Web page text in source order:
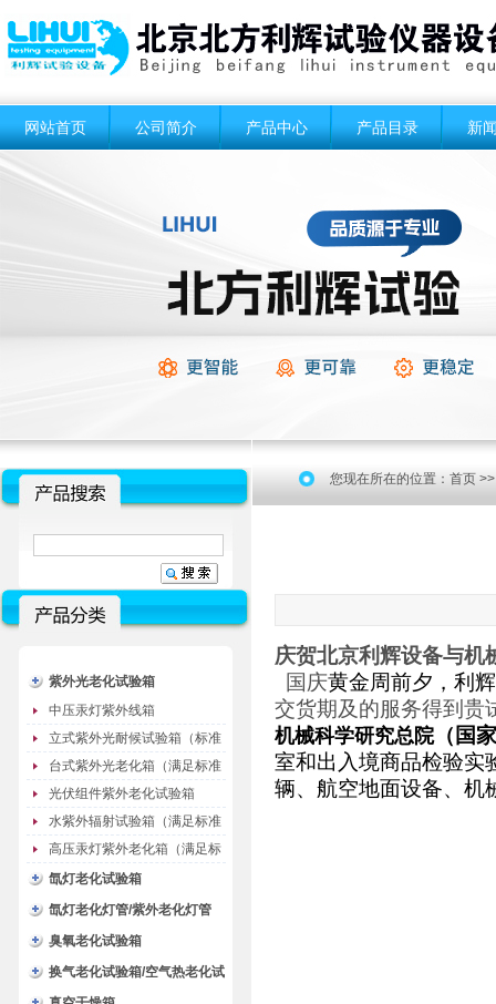
网站首页 公司简介 产品中心 产品目录 新
紫外光老化试验箱
中压汞灯紫外线箱
立式紫外光耐候试验箱（标准
型）
台式紫外光老化箱（满足标准
GB/T16776）
光伏组件紫外老化试验箱
水紫外辐射试验箱（满足标准
JC485-1992）
高压汞灯紫外老化箱（满足标
准GB/T16777）
氙灯老化试验箱
氙灯老化灯管/紫外老化灯管
（耗材）
臭氧老化试验箱
换气老化试验箱/空气热老化试
您现在所在的位置： 首页
庆贺北京利辉设备与机
国庆黄金周前夕，利
交货期及的服务得到贵
机械科学研究总院（ 国
室和出入境商品检验实
辆、航空地面设备、机